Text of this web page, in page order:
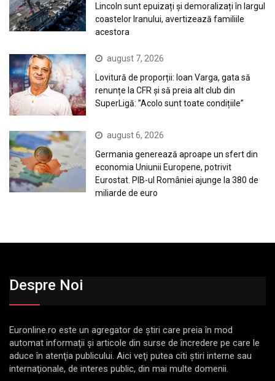
Lincoln sunt epuizați și demoralizați în largul
coastelor Iranului, avertizează familiile
acestora
august 7, 2026
Lovitură de proporții: Ioan Varga, gata să
renunțe la CFR și să preia alt club din
SuperLigă: ”Acolo sunt toate condițiile”
august 6, 2026
Germania generează aproape un sfert din
economia Uniunii Europene, potrivit
Eurostat. PIB-ul României ajunge la 380 de
miliarde de euro
Despre Noi
Euronline.ro este un agregator de ştiri care preia în mod
automat informaţii şi articole din surse de încredere pe care le
aduce în atenţia publicului. Aici veţi putea citi ştiri interne sau
internaţionale, de interes public, din mai multe domenii.